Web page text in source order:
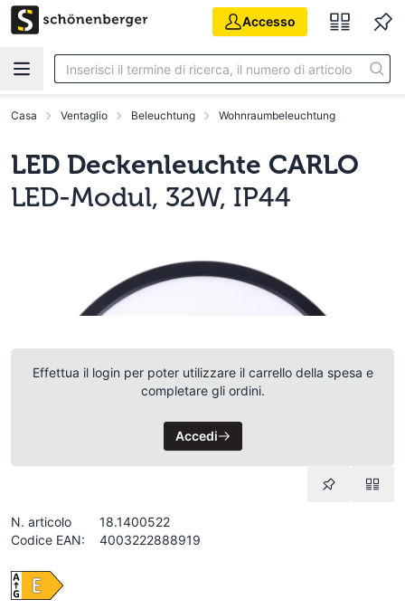
Vai al contenuto principale
Accesso
Casa Ventaglio Beleuchtung Wohnraumbeleuchtung
LED Deckenleuchte CARLO
LED-Modul, 32W, IP44
Effettua il login per poter utilizzare il carrello della spesa e
completare gli ordini.
Accedi
N. articolo
18.1400522
Codice EAN:
4003222888919